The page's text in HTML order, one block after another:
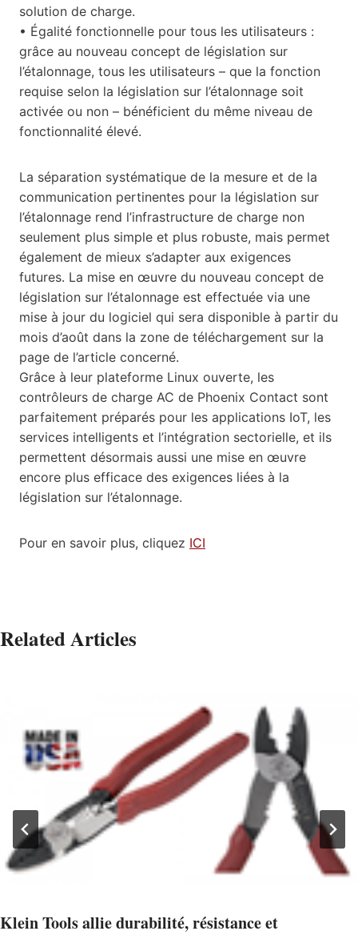
solution de charge.
• Égalité fonctionnelle pour tous les utilisateurs :
grâce au nouveau concept de législation sur
l’étalonnage, tous les utilisateurs – que la fonction
requise selon la législation sur l’étalonnage soit
activée ou non – bénéficient du même niveau de
fonctionnalité élevé.
La séparation systématique de la mesure et de la
communication pertinentes pour la législation sur
l’étalonnage rend l’infrastructure de charge non
seulement plus simple et plus robuste, mais permet
également de mieux s’adapter aux exigences
futures. La mise en œuvre du nouveau concept de
législation sur l’étalonnage est effectuée via une
mise à jour du logiciel qui sera disponible à partir du
mois d’août dans la zone de téléchargement sur la
page de l’article concerné.
Grâce à leur plateforme Linux ouverte, les
contrôleurs de charge AC de Phoenix Contact sont
parfaitement préparés pour les applications IoT, les
services intelligents et l’intégration sectorielle, et ils
permettent désormais aussi une mise en œuvre
encore plus efficace des exigences liées à la
législation sur l’étalonnage.
Pour en savoir plus, cliquez ICI
Related Articles
Klein Tools allie durabilité, résistance et